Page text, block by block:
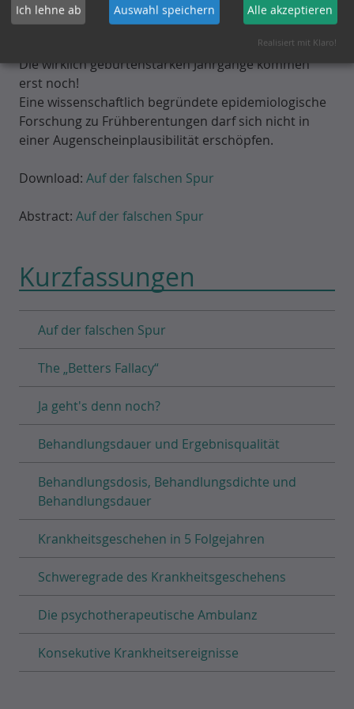
Steigerungsrate der Frühberentungen bei
psychischen Erkrankungen ist nahezu ausschließlich
der demographischen Entwicklung geschuldet.
Die wirklich geburtenstarken Jahrgänge kommen
erst noch!
Eine wissenschaftlich begründete epidemiologische
Forschung zu Frühberentungen darf sich nicht in
einer Augenscheinplausibilität erschöpfen.
Download: Auf der falschen Spur
Abstract: Auf der falschen Spur
Kurzfassungen
Auf der falschen Spur
The „Betters Fallacy“
Ja geht's denn noch?
Behandlungsdauer und Ergebnisqualität
Behandlungsdosis, Behandlungsdichte und
Behandlungsdauer
Krankheitsgeschehen in 5 Folgejahren
Schweregrade des Krankheitsgeschehens
Die psychotherapeutische Ambulanz
Konsekutive Krankheitsereignisse
Ich lehne ab Auswahl speichern Alle akzeptieren
Realisiert mit Klaro!